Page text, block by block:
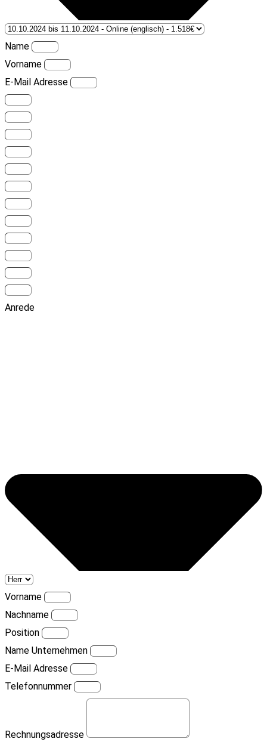
Name
Vorname
E-Mail Adresse
Anrede
Vorname
Nachname
Position
Name Unternehmen
E-Mail Adresse
Telefonnummer
Rechnungsadresse